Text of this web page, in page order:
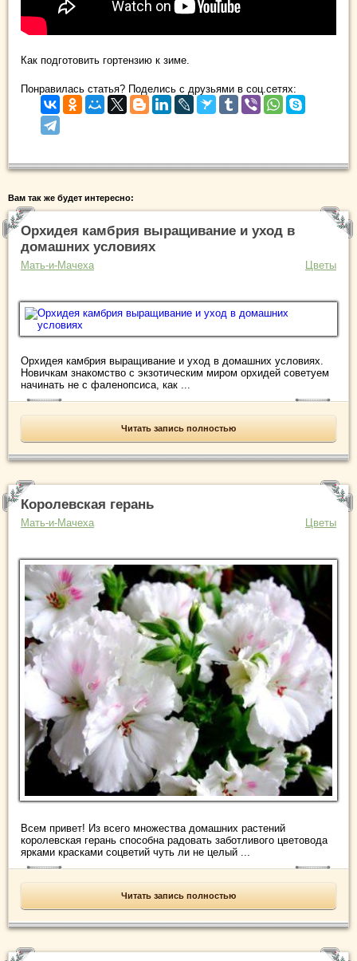
Как подготовить гортензию к зиме.
Понравилась статья? Поделись с друзьями в соц.сетях:
Вам так же будет интересно:
Орхидея камбрия выращивание и уход в
домашних условиях
Мать-и-Мачеха Цветы
Орхидея камбрия выращивание и уход в домашних условиях.
Новичкам знакомство с экзотическим миром орхидей советуем
начинать не с фаленопсиса, как ...
Читать запись полностью
Королевская герань
Мать-и-Мачеха Цветы
Всем привет! Из всего множества домашних растений
королевская герань способна радовать заботливого цветовода
ярками красками соцветий чуть ли не целый ...
Читать запись полностью